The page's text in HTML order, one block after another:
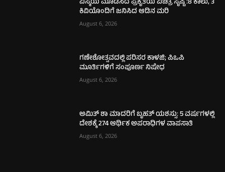
ವಿಸ್ಮಯ ಮೂಡಿಸಿದ ಪ್ರಕೃತಿಯ ವಿಚಿತ್ರ ಸೃಷ್ಟಿ :8 ಕಾಲು, 3
ಕಿವಿಯೊಂದಿಗೆ ಜನಿಸಿದ ಆಡಿನ ಮರಿ
August 6, 2026
ಗಣೇಶೋತ್ಸವದಲ್ಲಿ ಪರಿಸರ ಕಾಳಜಿ; ಪಿಒಪಿ
ಮೂರ್ತಿಗಳಿಗೆ ಸಂಪೂರ್ಣ ನಿಷೇಧ
August 6, 2026
ಅಮಿತ್ ಶಾ ಮಾದರಿಗೆ ಬೃಹತ್ ಯಶಸ್ಸು: 5 ವರ್ಷಗಳಲ್ಲಿ
ದೇಶಕ್ಕೆ 274 ಆರ್ಥಿಕ ಅಪರಾಧಿಗಳ ವಾಪಸಾತಿ
August 6, 2026